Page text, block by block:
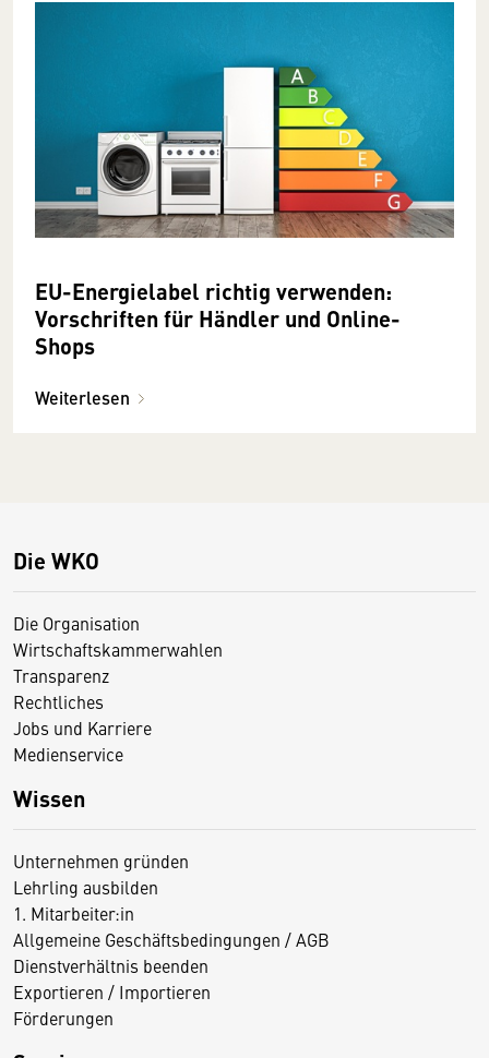
EU-Energielabel richtig verwenden:
Vorschriften für Händler und Online-
Shops
Weiterlesen
Die WKO
Die Organisation
Wirtschaftskammerwahlen
Transparenz
Rechtliches
Jobs und Karriere
Medienservice
Wissen
Unternehmen gründen
Lehrling ausbilden
1. Mitarbeiter:in
Allgemeine Geschäftsbedingungen / AGB
Dienstverhältnis beenden
Exportieren / Importieren
Förderungen